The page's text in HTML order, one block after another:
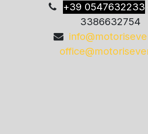
+39 0547632233
3386632754